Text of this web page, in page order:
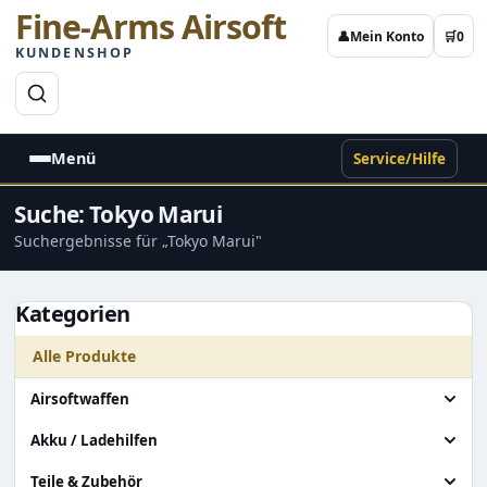
Fine-Arms Airsoft
KUNDENSHOP
👤Mein Konto 🛒0
Menü Service/Hilfe
Suche: Tokyo Marui
Suchergebnisse für „Tokyo Marui"
Kategorien
Alle Produkte
Airsoftwaffen
Alle Airsoftwaffen
Granatenwerfer
Akku / Ladehilfen
Alle Akku / Ladehilfen
Teile & Zubehör